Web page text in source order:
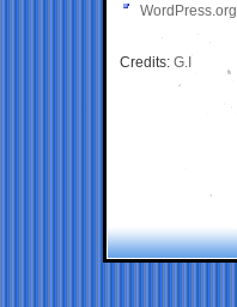
WordPress.org
Credits: G.I